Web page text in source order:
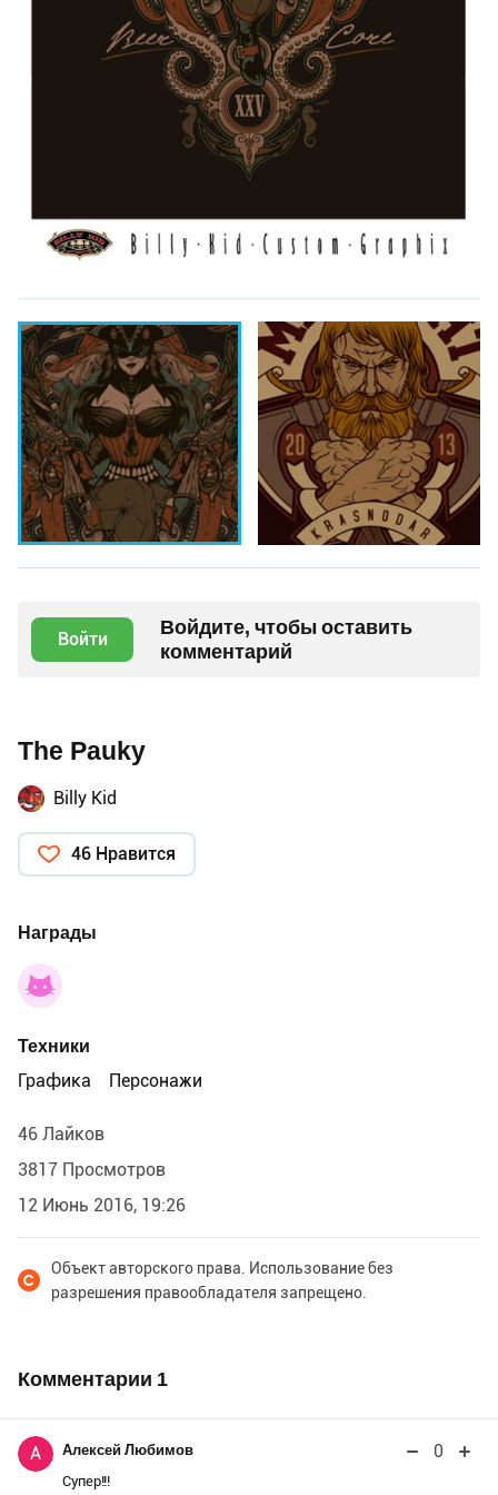
Войти
Войдите, чтобы оставить
комментарий
The Pauky
Billy Kid
46 Нравится
Награды
Техники
Графика
Персонажи
46 Лайков
3817 Просмотров
12 Июнь 2016, 19:26
Объект авторского права. Использование без
разрешения правообладателя запрещено.
Комментарии 1
А Алексей Любимов 0
Супер!!!